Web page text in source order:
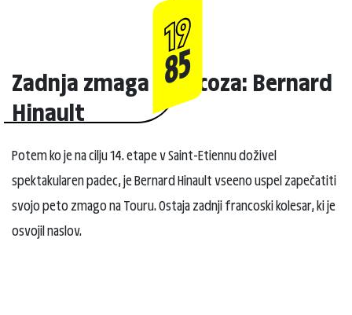
19
85
Zadnja zmaga Francoza: Bernard
Hinault
Potem ko je na cilju 14. etape v Saint-Etiennu doživel
spektakularen padec, je Bernard Hinault vseeno uspel zapečatiti
svojo peto zmago na Touru. Ostaja zadnji francoski kolesar, ki je
osvojil naslov.